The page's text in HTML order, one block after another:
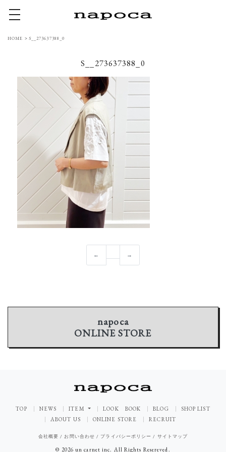
toggle navigation
HOME >S__273637388_0
S__273637388_0
← →
napoca
ONLINE STORE
TOP NEWS ITEM LOOK BOOK BLOG
SHOP LIST
ABOUT US
ONLINE STORE RECRUIT
会社概要 /お問い合わせ / プライバシーポリシー / サイトマップ
© 2026 un carnet inc. All Rights Resereved.